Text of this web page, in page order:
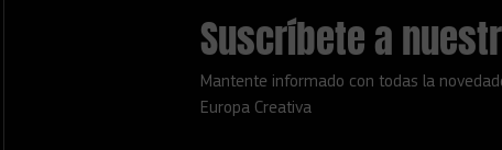
Suscríbete a
Mantente informado con todas la
Europa Creativa